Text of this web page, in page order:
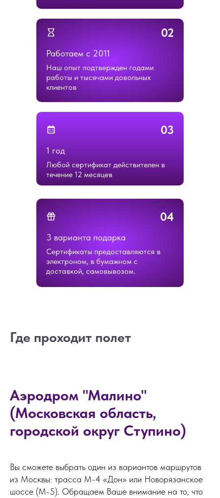
04
3 варианта подарка
Сертификаты предоставляются в
электроном, в бумажном с
доставкой, самовывозом.
02
Работаем с 2011
Наш опыт подтвержден годами
работы и тысячами довольных
клиентов
03
1 год
Любой сертификат действителен в
течение 12 месяцев
Где проходит полет
Аэродром "Малино"
(Московская область,
городской округ Ступино)
Вы сможете выбрать один из вариантов маршрутов
из Москвы: трасса М-4 «Дон» или Новорязанское
шоссе (М-5). Обращаем Ваше внимание на то, что
ОСТАЛИСЬ
ВОПРОСЫ?
Если вы хотите узнать подробнее о
НАПИШИТЕ НАМ В MAX